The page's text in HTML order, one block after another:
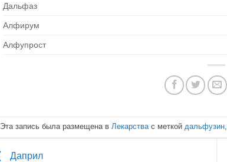
Дальфаз
Алфирум
Алфупрост
Эта запись была размещена вЛекарствас меткойдальфузин,
Даприл